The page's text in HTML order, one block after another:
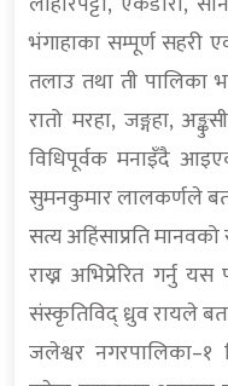
भंगाहाका सम्पूर्ण सहरी
तलाउ तथा ती पालिका
रातो मरहा, जङ्गहा,
विधिपूर्वक मनाइँदै
सुमनकुमार लालकर्णले
सत्य अहिंसाप्रति
राख्न अभिप्रेरित गर्नु
संस्कृतिविद् ध्रुव रायले
जलेश्वर नगरपालिका–१